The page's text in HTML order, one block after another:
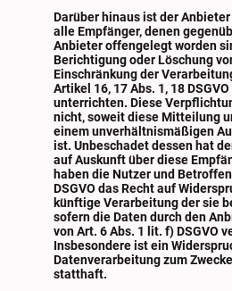
Darüber hinaus ist der
alle Empfänger, denen
Anbieter offengelegt worden
Berichtigung oder Löschung
Einschränkung der
Artikel 16, 17 Abs. 1, 18
unterrichten. Diese
nicht, soweit diese Mitteilung
einem unverhältnismäßigen
ist. Unbeschadet dessen hat
auf Auskunft über diese
haben die Nutzer und
DSGVO das Recht auf
künftige Verarbeitung der sie
sofern die Daten durch den
von Art. 6 Abs. 1 lit. f) DSGVO
Insbesondere ist ein
Datenverarbeitung zum
statthaft.